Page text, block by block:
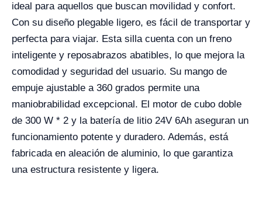
ideal para aquellos que buscan movilidad y confort.
Con su diseño plegable ligero, es fácil de transportar y
perfecta para viajar. Esta silla cuenta con un freno
inteligente y reposabrazos abatibles, lo que mejora la
comodidad y seguridad del usuario. Su mango de
empuje ajustable a 360 grados permite una
maniobrabilidad excepcional. El motor de cubo doble
de 300 W * 2 y la batería de litio 24V 6Ah aseguran un
funcionamiento potente y duradero. Además, está
fabricada en aleación de aluminio, lo que garantiza
una estructura resistente y ligera.